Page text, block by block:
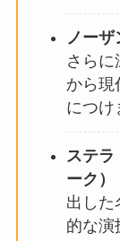
ノーザ
さらに
から現
につけ
ステラ
ーク）
出した
的な演